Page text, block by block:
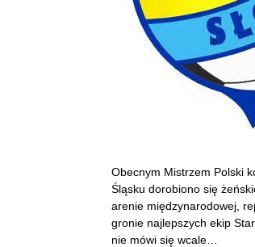
Obecnym Mistrzem Polski
Śląsku dorobiono się
arenie międzynarodowej,
gronie najlepszych ekip
nie mówi się wcale…